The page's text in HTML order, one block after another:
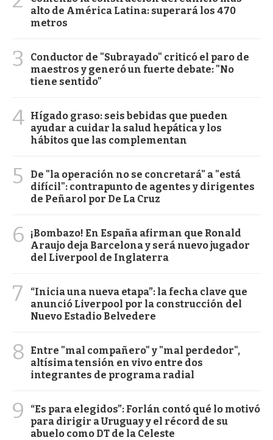
alto de América Latina: superará los 470
metros
3
Conductor de "Subrayado" criticó el paro de
maestros y generó un fuerte debate: "No
tiene sentido"
4 Hígado graso: seis bebidas que pueden
ayudar a cuidar la salud hepática y los
hábitos que las complementan
5
De "la operación no se concretará" a "está
difícil": contrapunto de agentes y dirigentes
de Peñarol por De La Cruz
6
¡Bombazo! En España afirman que Ronald
Araujo deja Barcelona y será nuevo jugador
del Liverpool de Inglaterra
7
“Inicia una nueva etapa”: la fecha clave que
anunció Liverpool por la construcción del
Nuevo Estadio Belvedere
8
Entre "mal compañero" y "mal perdedor",
altísima tensión en vivo entre dos
integrantes de programa radial
9
“Es para elegidos”: Forlán contó qué lo motivó
para dirigir a Uruguay y el récord de su
abuelo como DT de la Celeste